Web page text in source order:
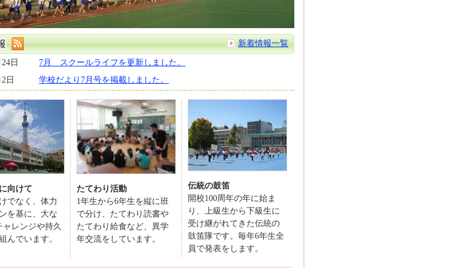
新着情報一覧
日
7月 スクールライフを更新しました。
日
学校だより7月号を掲載しました。
向けて
でなく、体力
を基に、大な
ャレンジや持久
んでいます。
たてわり活動
1年生から6年生を縦に班
で分け、たてわり読書や
たてわり給食など、異学
年交流をしています。
伝統の鼓笛
開校100周年の年に始ま
り、上級生から下級生に
受け継がれてきた伝統の
鼓笛隊です。毎年6年生全
員で発表をします。